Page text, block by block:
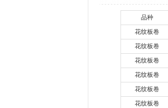
品种
花纹板卷
花纹板卷
花纹板卷
花纹板卷
花纹板卷
花纹板卷